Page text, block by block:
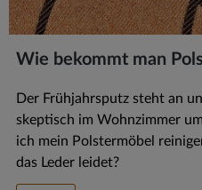
Wie bekommt man
Der Frühjahrsputz steht an
skeptisch im Wohnzimmer
ich mein Polstermöbel
das Leder leidet?